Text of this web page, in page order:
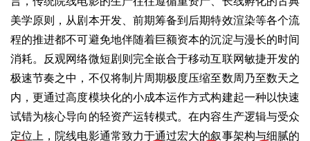
美学原则，从剧本开发、前期筹备到后期特效渲染等各个流
程的推进都不可避免地伴随着巨额资本的沉淀与漫长的时间
消耗。反观网络微短剧则完全嵌合于移动互联网敏捷开发的
极速节奏之中，不仅将制片周期极度压缩至数周乃至数天之
内，更通过高度模块化的小成本运作方式构建起一种以快速
试错为核心导向的轻资产运转模式。在内容生产逻辑与受众
定位上，院线电影通常致力于通过宏大的叙事架构与细腻的